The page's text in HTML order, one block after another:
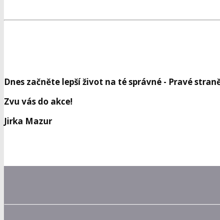
Dnes začněte lepší život na té správné - Pravé
Zvu vás do akce!
Jirka Mazur